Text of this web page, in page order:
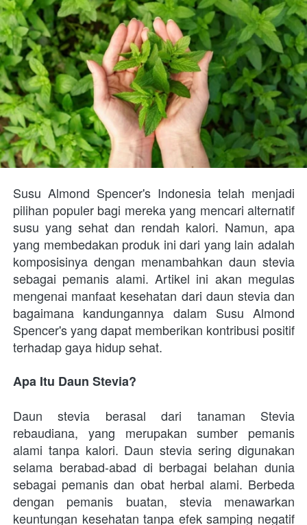
Susu Almond Spencer's Indonesia telah menjadi
pilihan populer bagi mereka yang mencari alternatif
susu yang sehat dan rendah kalori. Namun, apa
yang membedakan produk ini dari yang lain adalah
komposisinya dengan menambahkan daun stevia
sebagai pemanis alami. Artikel ini akan megulas
mengenai manfaat kesehatan dari daun stevia dan
bagaimana kandungannya dalam Susu Almond
Spencer's yang dapat memberikan kontribusi positif
terhadap gaya hidup sehat.
Apa Itu Daun Stevia?
Daun stevia berasal dari tanaman Stevia
rebaudiana, yang merupakan sumber pemanis
alami tanpa kalori. Daun stevia sering digunakan
selama berabad-abad di berbagai belahan dunia
sebagai pemanis dan obat herbal alami. Berbeda
dengan pemanis buatan, stevia menawarkan
keuntungan kesehatan tanpa efek samping negatif